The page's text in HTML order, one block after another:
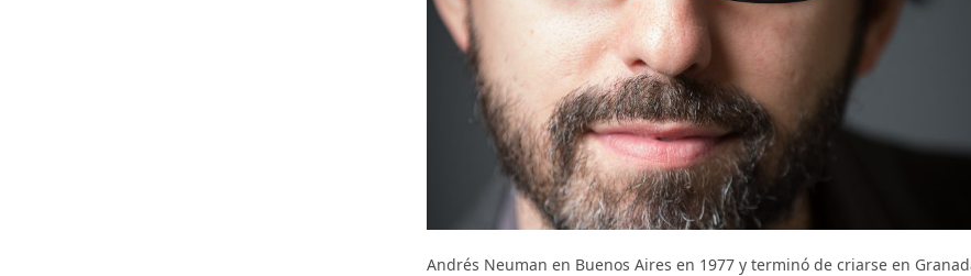
Andrés Neuman en Buenos Aires en 1977 y terminó de criarse en